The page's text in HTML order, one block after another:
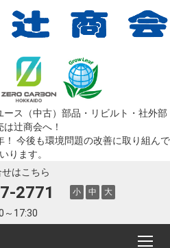
ス（中古）部品・リビルト・社外部
は辻󠄀商会へ！
今後も環境問題の改善に取り組んで
ります。
はこちら
2771
～17:30
小 中 大